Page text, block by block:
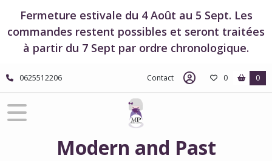
Fermeture estivale du 4 Août au 5 Sept. Les
commandes restent possibles et seront traitées
à partir du 7 Sept par ordre chronologique.
0625512206 Contact 0 0
Modern and Past
Fermer
FILTRES
Tous
Boutique
Studio